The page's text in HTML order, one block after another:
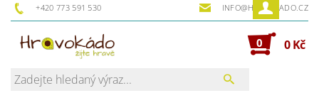
+420 773 591 530 INFO@HRAVOKADO.CZ
0 0 Kč